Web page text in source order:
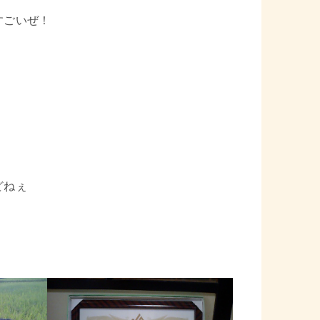
いぜ！
ぇ